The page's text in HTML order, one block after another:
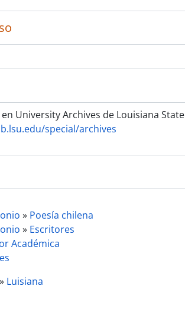
University Archives de Louisiana State
special/archives
» Poesía chilena
» Escritores
Académica
» Luisiana